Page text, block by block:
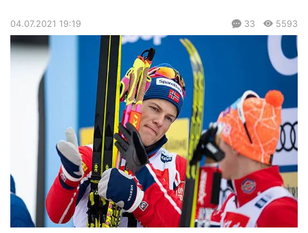
04.07.2021 19:19 33 5593